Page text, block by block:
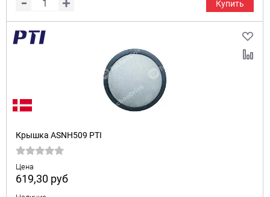
Купить
Крышка ASNH509 PTI
Цена
619,30 руб